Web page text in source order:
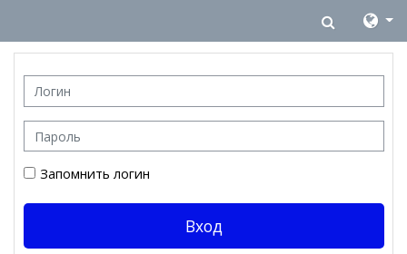
Логин
Пароль
Запомнить логин
Вход